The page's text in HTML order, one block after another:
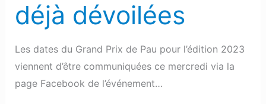
déjà dévoilées
Les dates du Grand Prix de Pau pour l’édition 2023
viennent d’être communiquées ce mercredi via la
page Facebook de l’événement…